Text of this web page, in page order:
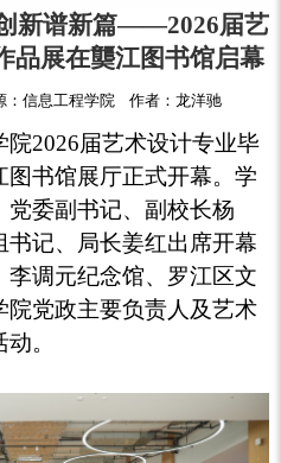
新谱新篇——2026届艺
品展在龑江图书馆启幕
：信息工程学院 作者：龙洋驰
院2026届艺术设计专业毕
书馆展厅正式开幕。学
委副书记、副校长杨
书记、局长姜红出席开幕
调元纪念馆、罗江区文
党政主要负责人及艺术
。